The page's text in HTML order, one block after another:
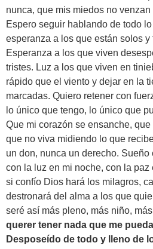
nunca, que mis miedos no
Espero seguir hablando de todo
esperanza a los que están solos y
Esperanza a los que viven
tristes. Luz a los que viven en
rápido que el viento y dejar en la
marcadas. Quiero retener con
lo único que tengo, lo único que
Que mi corazón se ensanche,
que no viva midiendo lo que
un don, nunca un derecho.
con la luz en mi noche, con la
si confío Dios hará los milagros,
destronará del alma a los que
seré así más pleno, más niño,
querer tener nada que me
Desposeído de todo y lleno de